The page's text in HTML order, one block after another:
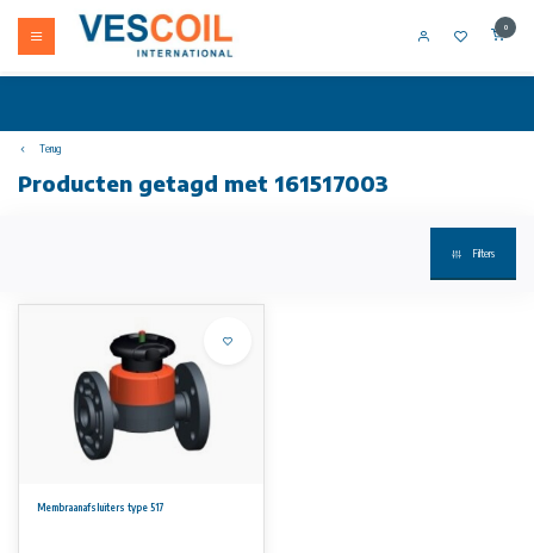
0
Terug
Producten getagd met 161517003
Filters
Membraanafsluiters type 517